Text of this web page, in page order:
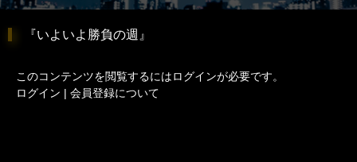
『いよいよ勝負の週』
このコンテンツを閲覧するにはログインが必要です。
ログイン | 会員登録について